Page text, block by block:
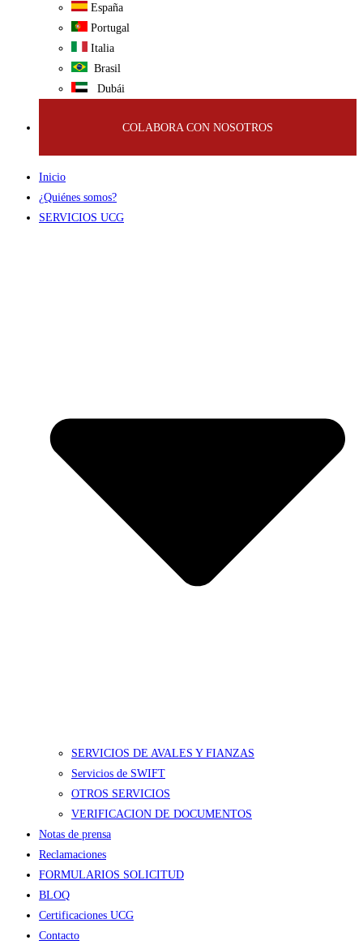
España
Portugal
Italia
Brasil
Dubái
COLABORA CON NOSOTROS
Inicio
¿Quiénes somos?
SERVICIOS UCG
SERVICIOS DE AVALES Y FIANZAS
Servicios de SWIFT
OTROS SERVICIOS
VERIFICACION DE DOCUMENTOS
Notas de prensa
Reclamaciones
FORMULARIOS SOLICITUD
BLOQ
Certificaciones UCG
Contacto